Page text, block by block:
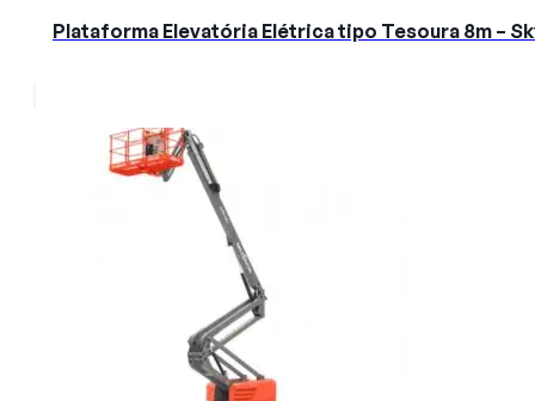
Plataforma Elevatória Elétrica tipo Tesoura 8m –